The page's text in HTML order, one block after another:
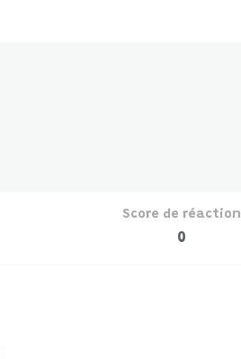
Score de réaction
0